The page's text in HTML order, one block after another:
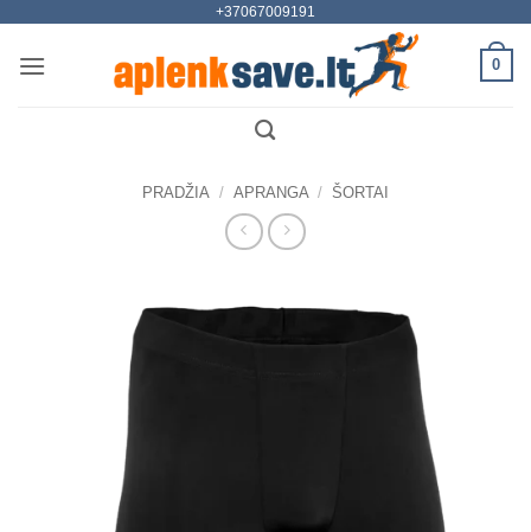
content
+37067009191
0
PRADŽIA / APRANGA / ŠORTAI